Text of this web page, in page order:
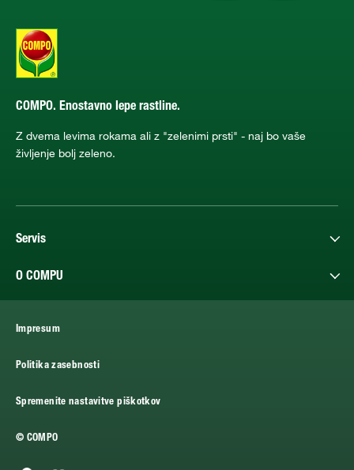
COMPO. Enostavno lepe rastline.
Z dvema levima rokama ali z "zelenimi prsti" - naj bo vaše
življenje bolj zeleno.
Servis
O COMPU
Impresum
Politika zasebnosti
Spremenite nastavitve piškotkov
© COMPO